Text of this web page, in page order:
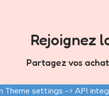
Rejoignez
Partagez vos
Theme settings -> API